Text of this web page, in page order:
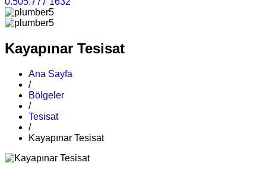
Kayapınar Tesisat
Ana Sayfa
/
Bölgeler
/
Tesisat
/
Kayapınar Tesisat